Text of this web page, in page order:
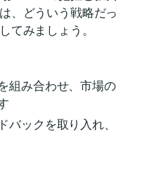
、どういう戦略だっ
てみましょう。
組み合わせ、市場の
バックを取り入れ、